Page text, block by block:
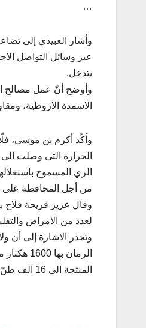
…
وأشار العبيدي إلى
عبر وسائل التواصل
يتدخل.
وأوضح أنّ عمل مصالح
الاسمدة الازوطية،
الري المسموح
من أجل المحافظة على
وقال عزيز فريحة فلاح
لعدد من الامراض
وتجدر الاشارة إلى أن
المنتجة الى 16 الف طنّ.